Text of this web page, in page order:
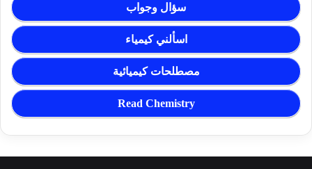
سؤال وجواب
اسألني كيمياء
مصطلحات كيميائية
Read Chemistry